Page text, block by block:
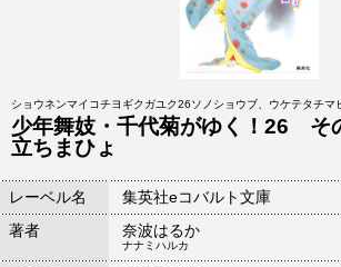
ショウネンマイコチヨギクガユク26ソノショウブ、ウケテタチマ
少年舞妓・千代菊がゆく！26 そ
立ちまひょ
レーベル名
集英社eコバルト文庫
著者
奈波はるか
ナナミハルカ